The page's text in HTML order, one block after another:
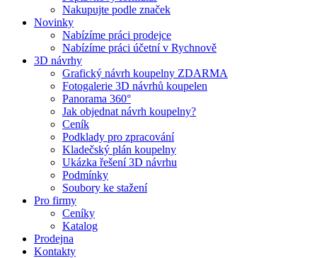
Nakupujte podle značek
Novinky
Nabízíme práci prodejce
Nabízíme práci účetní v Rychnově
3D návrhy
Grafický návrh koupelny ZDARMA
Fotogalerie 3D návrhů koupelen
Panorama 360°
Jak objednat návrh koupelny?
Ceník
Podklady pro zpracování
Kladečský plán koupelny
Ukázka řešení 3D návrhu
Podmínky
Soubory ke stažení
Pro firmy
Ceníky
Katalog
Prodejna
Kontakty